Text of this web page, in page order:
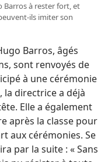
Barros à rester fort, et
​ils imiter son
Barros, âgés
sont renvoyés de
à une cérémonie
la directrice a déjà
Elle a également
après la classe pour
aux cérémonies. Se
par la suite : « Sans